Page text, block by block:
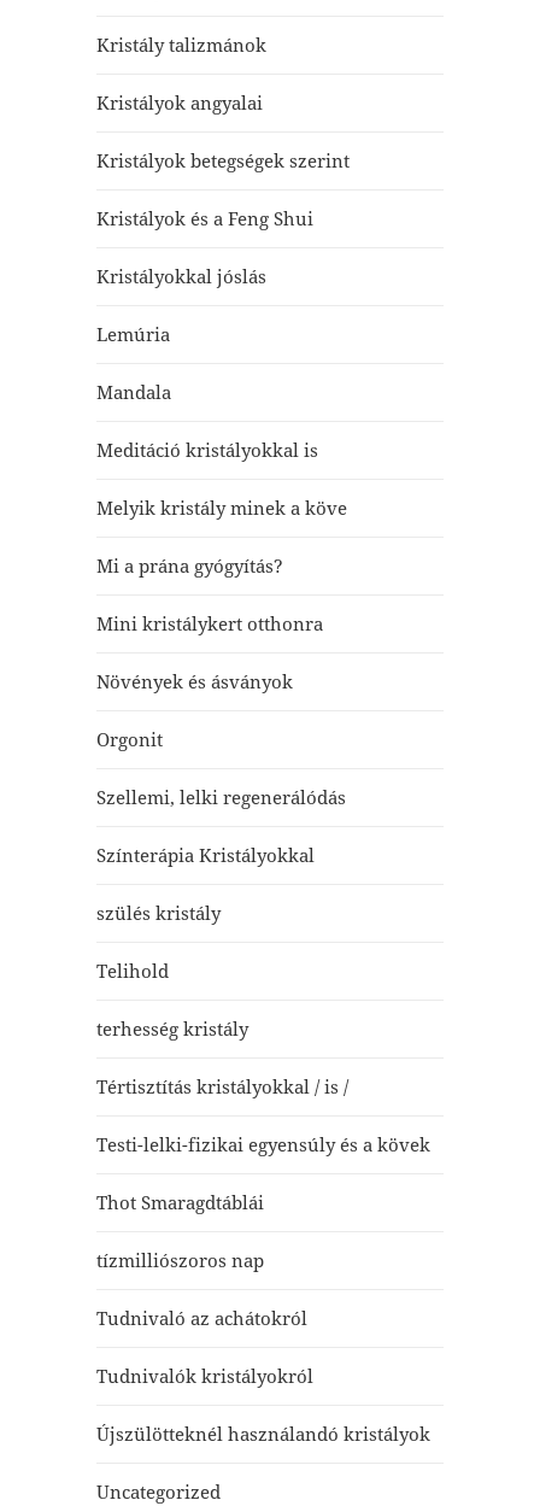
Kristály talizmánok
Kristályok angyalai
Kristályok betegségek szerint
Kristályok és a Feng Shui
Kristályokkal jóslás
Lemúria
Mandala
Meditáció kristályokkal is
Melyik kristály minek a köve
Mi a prána gyógyítás?
Mini kristálykert otthonra
Növények és ásványok
Orgonit
Szellemi, lelki regenerálódás
Színterápia Kristályokkal
szülés kristály
Telihold
terhesség kristály
Tértisztítás kristályokkal / is /
Testi-lelki-fizikai egyensúly és a kövek
Thot Smaragdtáblái
tízmilliószoros nap
Tudnivaló az achátokról
Tudnivalók kristályokról
Újszülötteknél használandó kristályok
Uncategorized